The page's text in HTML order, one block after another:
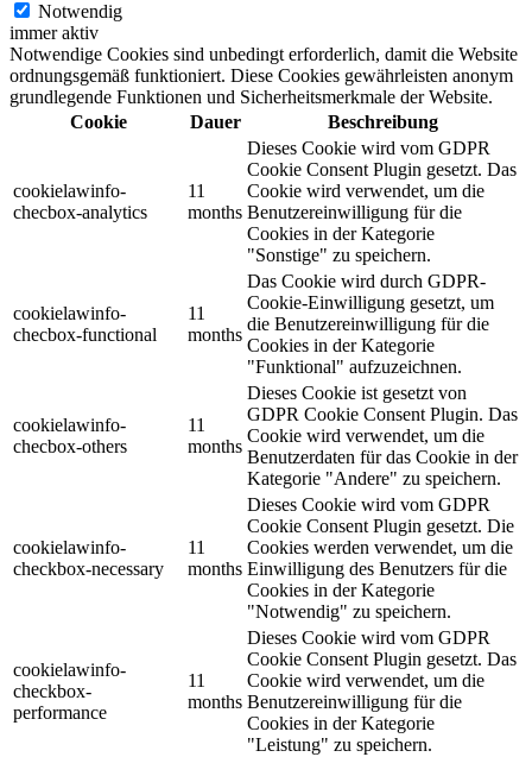
Notwendig
immer aktiv
Notwendige Cookies sind unbedingt erforderlich, damit die Website
ordnungsgemäß funktioniert. Diese Cookies gewährleisten anonym
grundlegende Funktionen und Sicherheitsmerkmale der Website.
Cookie
Dauer Beschreibung
cookielawinfo-
checbox-analytics
11
months
Dieses Cookie wird vom GDPR
Cookie Consent Plugin gesetzt. Das
Cookie wird verwendet, um die
Benutzereinwilligung für die
Cookies in der Kategorie
"Sonstige" zu speichern.
cookielawinfo-
checbox-functional
11
months
Das Cookie wird durch GDPR-
Cookie-Einwilligung gesetzt, um
die Benutzereinwilligung für die
Cookies in der Kategorie
"Funktional" aufzuzeichnen.
cookielawinfo-
checbox-others
11
months
Dieses Cookie ist gesetzt von
GDPR Cookie Consent Plugin. Das
Cookie wird verwendet, um die
Benutzerdaten für das Cookie in der
Kategorie "Andere" zu speichern.
cookielawinfo-
checkbox-necessary
11
months
Dieses Cookie wird vom GDPR
Cookie Consent Plugin gesetzt. Die
Cookies werden verwendet, um die
Einwilligung des Benutzers für die
Cookies in der Kategorie
"Notwendig" zu speichern.
cookielawinfo-
checkbox-
performance
11
months
Dieses Cookie wird vom GDPR
Cookie Consent Plugin gesetzt. Das
Cookie wird verwendet, um die
Benutzereinwilligung für die
Cookies in der Kategorie
"Leistung" zu speichern.